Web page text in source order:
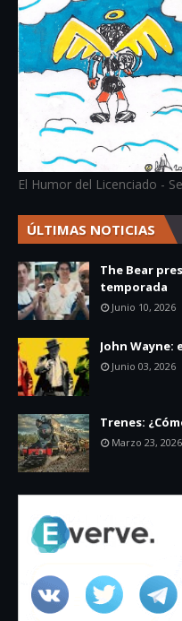
El Humor del Licenciado -
ÚLTIMAS NOTICIAS
The Bear
temporada
Junio 10, 2026
John Wayne:
Junio 03, 2026
Trenes:
Marzo 23, 2026